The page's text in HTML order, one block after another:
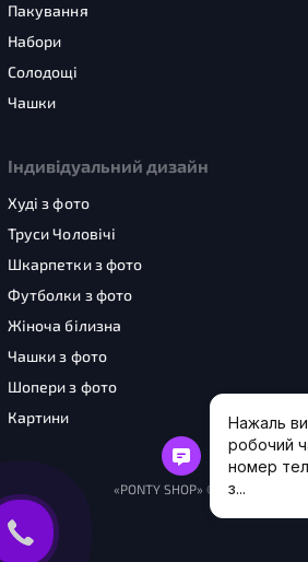
Пакування
Набори
Солодощі
Чашки
Індивідуальний дизайн
Худі з фото
Труси Чоловічі
Шкарпетки з фото
Футболки з фото
Жіноча білизна
Чашки з фото
Шопери з фото
Картини
«PONTY SHOP» © 2026. Усі